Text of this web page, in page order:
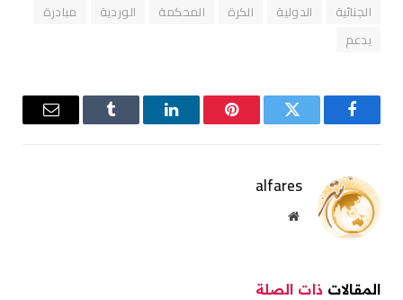
الجنائية
الدولية الكرة المحكمة الوردية
مبادرة
يدعم
فيسبوك تويتر بينتيريستلينكدإن Tumblr
البريد
alfares
موقع
المقالات ذات الصلة